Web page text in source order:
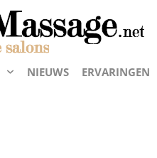
NIEUWS ERVARINGEN